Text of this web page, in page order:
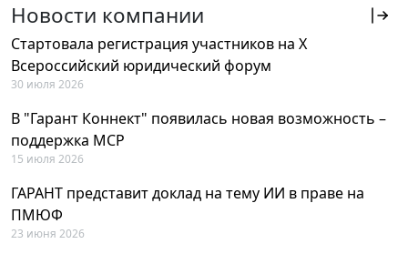
Новости компании
Стартовала регистрация участников на X
Всероссийский юридический форум
30 июля 2026
В "Гарант Коннект" появилась новая возможность –
поддержка MCP
15 июля 2026
ГАРАНТ представит доклад на тему ИИ в праве на
ПМЮФ
23 июня 2026